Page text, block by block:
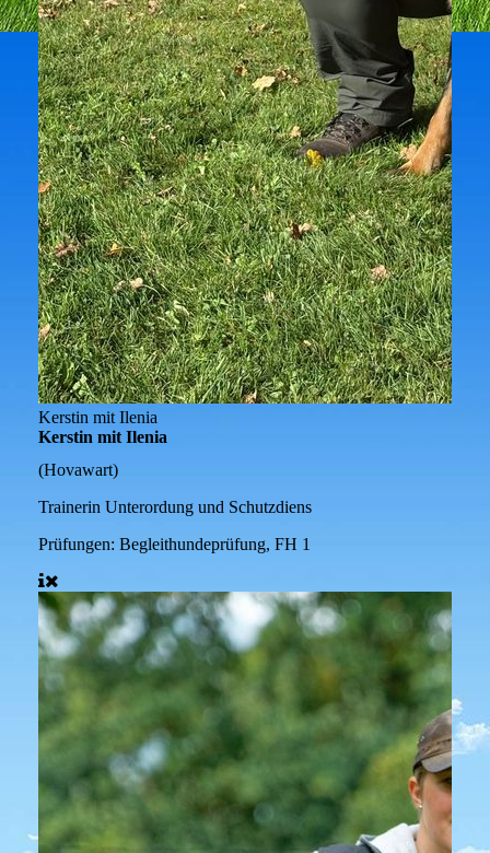
Kerstin mit Ilenia
Kerstin mit Ilenia
(Hovawart)
Trainerin Unterordung und Schutzdiens
Prüfungen: Begleithundeprüfung, FH 1